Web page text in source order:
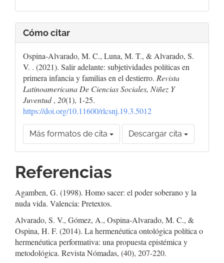
Cómo citar
Ospina-Alvarado, M. C., Luna, M. T., & Alvarado, S.
V. . (2021). Salir adelante: subjetividades políticas en
primera infancia y familias en el destierro. Revista
Latinoamericana De Ciencias Sociales, Niñez Y
Juventud, 20(1), 1-25.
https://doi.org/10.11600/rlcsnj.19.3.5012
Más formatos de cita Descargar cita
Referencias
Agamben, G. (1998). Homo sacer: el poder soberano y la
nuda vida. Valencia: Pretextos.
Alvarado, S. V., Gómez, A., Ospina-Alvarado, M. C., &
Ospina, H. F. (2014). La hermenéutica ontológica política o
hermenéutica performativa: una propuesta epistémica y
metodológica. Revista Nómadas, (40), 207-220.